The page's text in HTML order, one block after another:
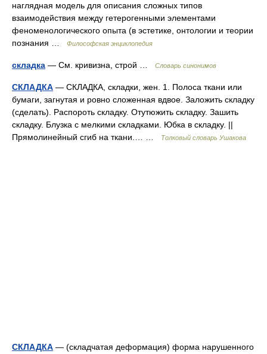
наглядная модель для описания сложных типов
взаимодействия между гетерогенными элементами
феноменологического опыта (в эстетике, онтологии и теории
познания …
Философская энциклопедия
складка — См. кривизна, строй … Словарь синонимов
СКЛАДКА — СКЛАДКА, складки, жен. 1. Полоса ткани или
бумаги, загнутая и ровно сложенная вдвое. Заложить складку
(сделать). Распороть складку. Отутюжить складку. Зашить
складку. Блузка с мелкими складками. Юбка в складку. ||
Прямолинейный сгиб на ткани.… …
Толковый словарь Ушакова
СКЛАДКА — (складчатая деформация) форма нарушенного